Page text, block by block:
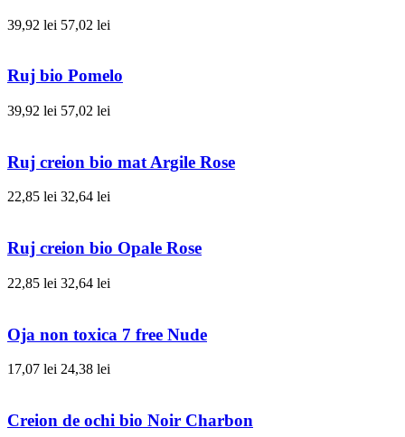
39,92 lei 57,02 lei
Ruj bio Pomelo
39,92 lei 57,02 lei
Ruj creion bio mat Argile Rose
22,85 lei 32,64 lei
Ruj creion bio Opale Rose
22,85 lei 32,64 lei
Oja non toxica 7 free Nude
17,07 lei 24,38 lei
Creion de ochi bio Noir Charbon